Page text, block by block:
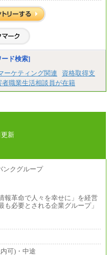
ード検索]
ーケティング関連
資格取得支
者職業生活相談員が在籍
更新
報革命で人々を幸せに」を経営
必要とされる企業グループ」
可)・中途